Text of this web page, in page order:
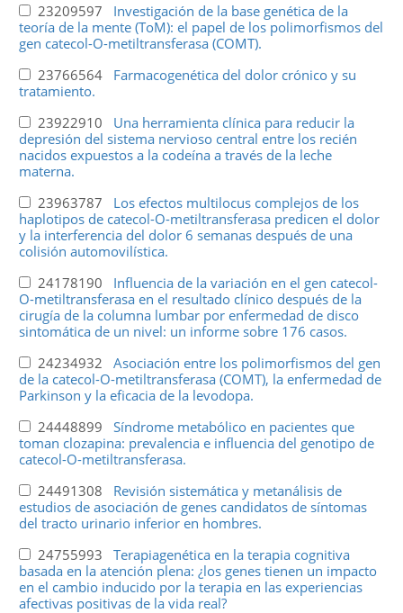
23209597 Investigación de la base genética de la
teoría de la mente (ToM): el papel de los polimorfismos del
gen catecol-O-metiltransferasa (COMT).
23766564 Farmacogenética del dolor crónico y su
tratamiento.
23922910 Una herramienta clínica para reducir la
depresión del sistema nervioso central entre los recién
nacidos expuestos a la codeína a través de la leche
materna.
23963787 Los efectos multilocus complejos de los
haplotipos de catecol-O-metiltransferasa predicen el dolor
y la interferencia del dolor 6 semanas después de una
colisión automovilística.
24178190 Influencia de la variación en el gen catecol-
O-metiltransferasa en el resultado clínico después de la
cirugía de la columna lumbar por enfermedad de disco
sintomática de un nivel: un informe sobre 176 casos.
24234932 Asociación entre los polimorfismos del gen
de la catecol-O-metiltransferasa (COMT), la enfermedad de
Parkinson y la eficacia de la levodopa.
24448899 Síndrome metabólico en pacientes que
toman clozapina: prevalencia e influencia del genotipo de
catecol-O-metiltransferasa.
24491308 Revisión sistemática y metanálisis de
estudios de asociación de genes candidatos de síntomas
del tracto urinario inferior en hombres.
24755993 Terapiagenética en la terapia cognitiva
basada en la atención plena: ¿los genes tienen un impacto
en el cambio inducido por la terapia en las experiencias
afectivas positivas de la vida real?